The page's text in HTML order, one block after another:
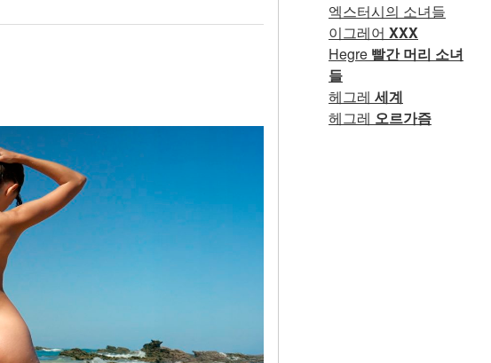
엑스터시의 소녀들
이그레어 XXX
Hegre 빨간 머리 소녀
들
헤그레 세계
헤그레 오르가즘